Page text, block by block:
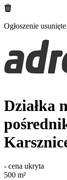
Ogłoszenie usunięte
Działka
- cena ukryta
500 m²